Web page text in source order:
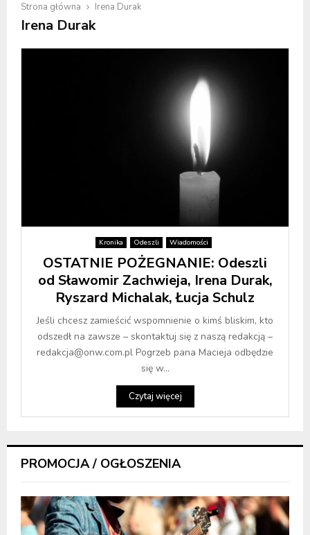
Strona główna Irena Durak
Irena Durak
Kronika Odeszli Wiadomości
OSTATNIE POŻEGNANIE: Odeszli
od Sławomir Zachwieja, Irena Durak,
Ryszard Michalak, Łucja Schulz
Jeśli chcesz zamieścić wspomnienie o kimś bliskim, kto
odszedł na zawsze – skontaktuj się z naszą redakcją –
redakcja@onw.com.pl Pogrzeb pana Macieja odbędzie
się w...
Czytaj więcej
PROMOCJA / OGŁOSZENIA